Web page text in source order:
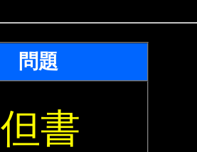
問題
但書